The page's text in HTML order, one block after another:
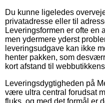
Du kunne ligeledes
privatadresse eller til
Leveringsformen er ofte en
men ydermere yderst
leveringsudgave kan ikke
henter pakken, som
kort afstand til
Leveringsdygtigheden på
være ultra central forudsat
fluks, og med det formål er